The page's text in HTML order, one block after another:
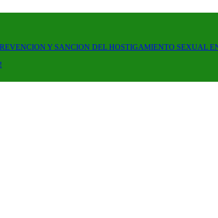
Y SANCION DEL HOSTIGAMIENTO SEXUAL